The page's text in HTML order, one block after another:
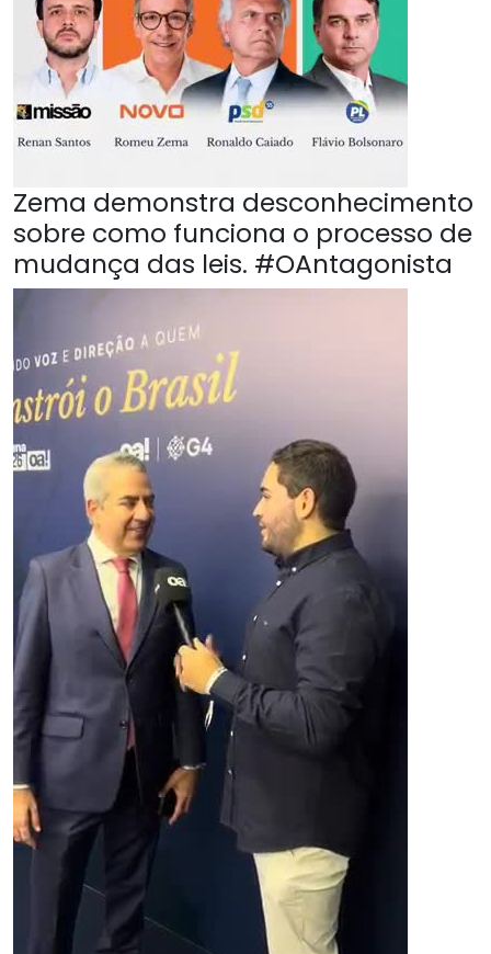
Zema demonstra desconhecimento
sobre como funciona o processo de
mudança das leis. #OAntagonista